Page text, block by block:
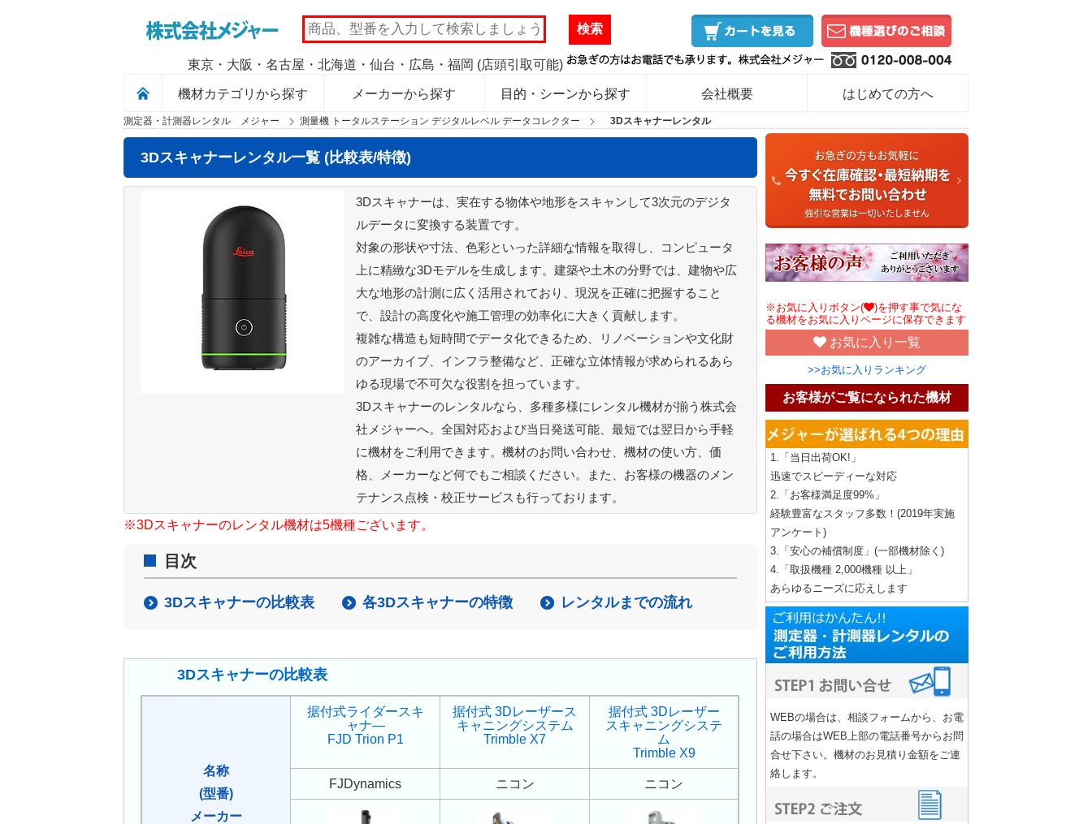
MAJOR 検索
東京・大阪・名古屋・北海道・仙台・広島・福岡 (店頭引取可能)
機材カテゴリから探す メーカーから探す 目的・シーンから探す 会社概要 はじめての方へ
測定器・計測器レンタル メジャー 測量機 トータルステーション デジタルレベル データコレクター 3Dスキャナーレンタル
3Dスキャナーレンタル一覧 (比較表/特徴)
3Dスキャナーは、実在する物体や地形をスキャンして3次元のデジタ
ルデータに変換する装置です。
対象の形状や寸法、色彩といった詳細な情報を取得し、コンピュータ
上に精緻な3Dモデルを生成します。建築や土木の分野では、建物や広
大な地形の計測に広く活用されており、現況を正確に把握すること
で、設計の高度化や施工管理の効率化に大きく貢献します。
複雑な構造も短時間でデータ化できるため、リノベーションや文化財
のアーカイブ、インフラ整備など、正確な立体情報が求められるあら
ゆる現場で不可欠な役割を担っています。
3Dスキャナーのレンタルなら、多種多様にレンタル機材が揃う株式会
社メジャーへ。全国対応および当日発送可能、最短では翌日から手軽
に機材をご利用できます。機材のお問い合わせ、機材の使い方、価
格、メーカーなど何でもご相談ください。また、お客様の機器のメン
テナンス点検・校正サービスも行っております。
※3Dスキャナーのレンタル機材は5機種ございます。
目次
3Dスキャナーの比較表 各3Dスキャナーの特徴 レンタルまでの流れ
3Dスキャナーの比較表
名称
(型番)
メーカー
据付式ライダースキ
ャナ―
FJD Trion P1
据付式 3Dレーザース
キャニングシステム
Trimble X7
据付式 3Dレーザー
スキャニングシステ
ム
Trimble X9
FJDynamics ニコン ニコン
※お気に入りボタン(
)を押す事で気にな
る機材をお気に入りページに保存できます
お気に入り一覧
>>お気に入りランキング
お客様がご覧になられた機材
1.「当日出荷OK!」
迅速でスピーディーな対応
2.「お客様満足度99%」
経験豊富なスタッフ多数！(2019年実施
アンケート)
3.「安心の補償制度」(一部機材除く)
4.「取扱機種 2,000機種 以上」
あらゆるニーズに応えします
WEBの場合は、相談フォームから、お電
話の場合はWEB上部の電話番号からお問
合せ下さい。機材のお見積り金額をご連
絡します。